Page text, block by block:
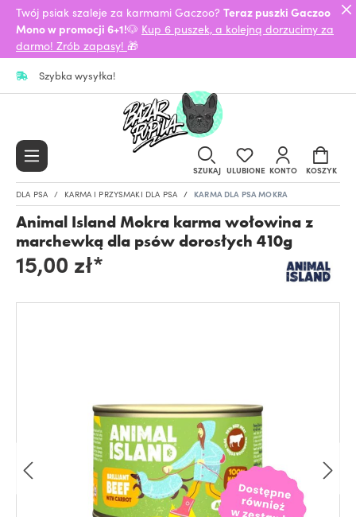
Twój psiak szaleje za karmami Gaczoo? Teraz puszki Gaczoo
Mono w promocji 6+1!🐶 Kup 6 puszek, a kolejną dorzucimy za
darmo! Zrób zapasy! 🎁
Szybka wysyłka!
SZUKAJ ULUBIONE KONTO KOSZYK
DLA PSA KARMA I PRZYSMAKI DLA PSA KARMA DLA PSA MOKRA
Animal Island Mokra karma wołowina z
marchewką dla psów dorosłych 410g
15,00 zł*